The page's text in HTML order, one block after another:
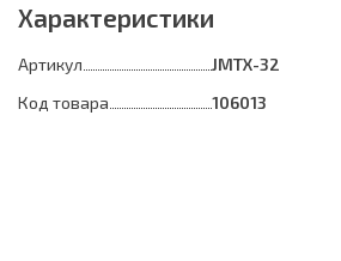
Характеристики
Артикул
JMTX-32
Код товара
106013